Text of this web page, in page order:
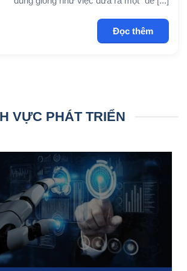
Đọc thêm
VỰC PHÁT TRIỂN